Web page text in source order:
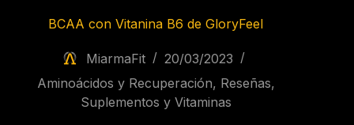
BCAA con Vitanina B6 de GloryFeel
MiarmaFit
20/03/2023
Aminoácidos y Recuperación, Reseñas,
Suplementos y Vitaminas